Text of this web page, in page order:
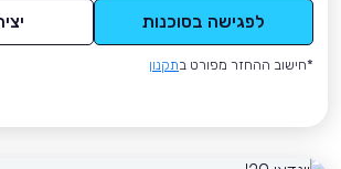
לפגישה בסוכנות
*חישוב ההחזר מפורט בתקנון